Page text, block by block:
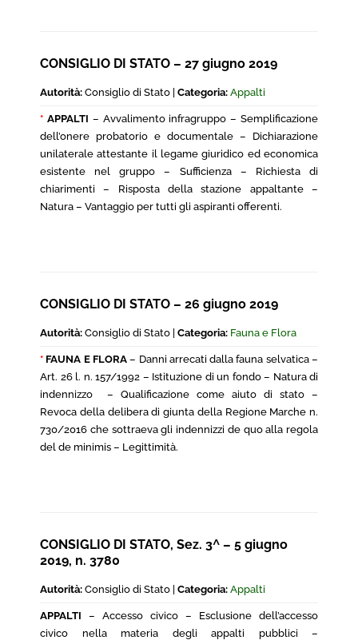
CONSIGLIO DI STATO – 27 giugno 2019
Autorità: Consiglio di Stato | Categoria: Appalti
* APPALTI – Avvalimento infragruppo – Semplificazione
dell’onere probatorio e documentale – Dichiarazione
unilaterale attestante il legame giuridico ed economica
esistente nel gruppo – Sufficienza – Richiesta di
chiarimenti – Risposta della stazione appaltante –
Natura – Vantaggio per tutti gli aspiranti offerenti.
CONSIGLIO DI STATO – 26 giugno 2019
Autorità: Consiglio di Stato | Categoria: Fauna e Flora
* FAUNA E FLORA– Danni arrecati dalla fauna selvatica –
Art. 26 l. n. 157/1992 – Istituzione di un fondo – Natura di
indennizzo – Qualificazione come aiuto di stato –
Revoca della delibera di giunta della Regione Marche n.
730/2016 che sottraeva gli indennizzi de quo alla regola
del de minimis – Legittimità.
CONSIGLIO DI STATO, Sez. 3^ – 5 giugno
2019, n. 3780
Autorità: Consiglio di Stato | Categoria: Appalti
APPALTI – Accesso civico – Esclusione dell’accesso
civico nella materia degli appalti pubblici –